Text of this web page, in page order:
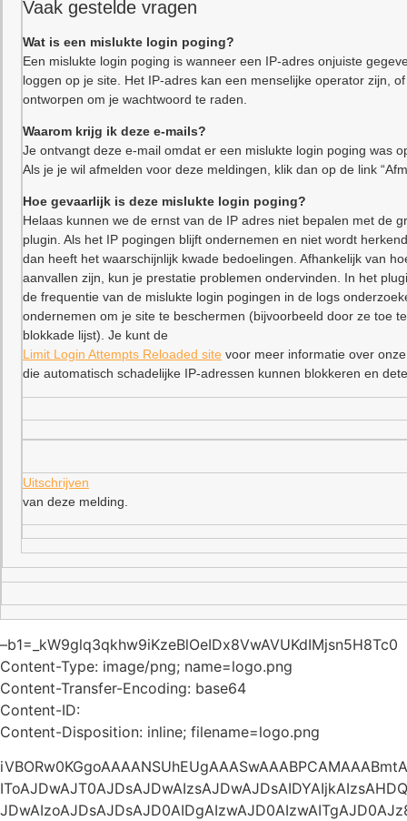
Vaak gestelde vragen
Wat is een mislukte login poging?
Een mislukte login poging is wanneer een IP-adres onjuiste
loggen op je site. Het IP-adres kan een menselijke operator zijn,
ontworpen om je wachtwoord te raden.
Waarom krijg ik deze e-mails?
Je ontvangt deze e-mail omdat er een mislukte login poging was
Als je je wil afmelden voor deze meldingen, klik dan op de link
Hoe gevaarlijk is deze mislukte login poging?
Helaas kunnen we de ernst van de IP adres niet bepalen met de
plugin. Als het IP pogingen blijft ondernemen en niet wordt
dan heeft het waarschijnlijk kwade bedoelingen. Afhankelijk van
aanvallen zijn, kun je prestatie problemen ondervinden. In het
de frequentie van de mislukte login pogingen in de logs
ondernemen om je site te beschermen (bijvoorbeeld door ze toe
blokkade lijst). Je kunt de
Limit Login Attempts Reloaded site voor meer informatie over
die automatisch schadelijke IP-adressen kunnen blokkeren en
Uitschrijven
van deze melding.
–b1=_kW9glq3qkhw9iKzeBlOeIDx8VwAVUKdIMjsn5H8Tc0
Content-Type: image/png; name=logo.png
Content-Transfer-Encoding: base64
Content-ID:
Content-Disposition: inline; filename=logo.png